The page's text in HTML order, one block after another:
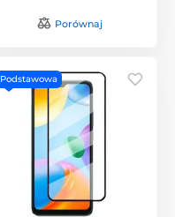
Porównaj
Podstawowa